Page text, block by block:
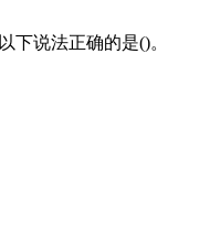
下说法正确的是()。